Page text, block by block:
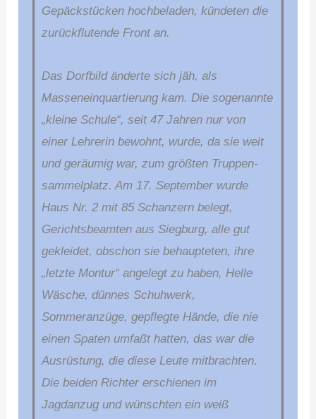
Gepäckstücken hochbeladen, kündeten die
zurückflutende Front an.
Das Dorfbild änderte sich jäh, als
Masseneinquartierung kam. Die sogenannte
„kleine Schule“, seit 47 Jahren nur von
einer Lehrerin bewohnt, wurde, da sie weit
und geräumig war, zum größten Truppen­
sammel­platz. Am 17. September wurde
Haus Nr. 2 mit 85 Schanzern belegt,
Gerichtsbeamten aus Siegburg, alle gut
gekleidet, obschon sie behaupteten, ihre
„letzte Montur“ angelegt zu haben, Helle
Wäsche, dünnes Schuhwerk,
Sommeranzüge, gepflegte Hände, die nie
einen Spaten umfaßt hatten, das war die
Ausrüstung, die diese Leute mitbrachten.
Die beiden Richter erschienen im
Jagdanzug und wünschten ein weiß